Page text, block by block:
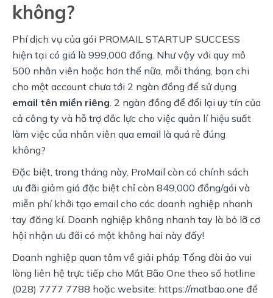
không?
Phí dịch vụ của gói PROMAIL STARTUP SUCCESS
hiện tại có giá là 999,000 đồng. Như vậy với quy mô
500 nhân viên hoặc hơn thế nữa, mỗi tháng, bạn chi
email tên miền riêng. 2 ngàn đồng để đổi lại uy tín của
cả công ty và hỗ trợ đắc lực cho việc quản lí hiệu suất
làm việc của nhân viên qua email là quá rẻ đúng
không?
Đặc biệt, trong tháng này, ProMail còn có chính sách
ưu đãi giảm giá đặc biệt chỉ còn 849,000 đồng/gói và
miễn phí khởi tạo email cho các doanh nghiệp nhanh
tay đăng kí. Doanh nghiệp không nhanh tay là bỏ lỡ cơ
hội nhận ưu đãi có một không hai này đấy!
Doanh nghiệp quan tâm về giải pháp Tổng đài ảo vui
lòng liên hệ trực tiếp cho Mắt Bão One theo số hotline
(028) 7777 7788 hoặc website: https://matbao.one để